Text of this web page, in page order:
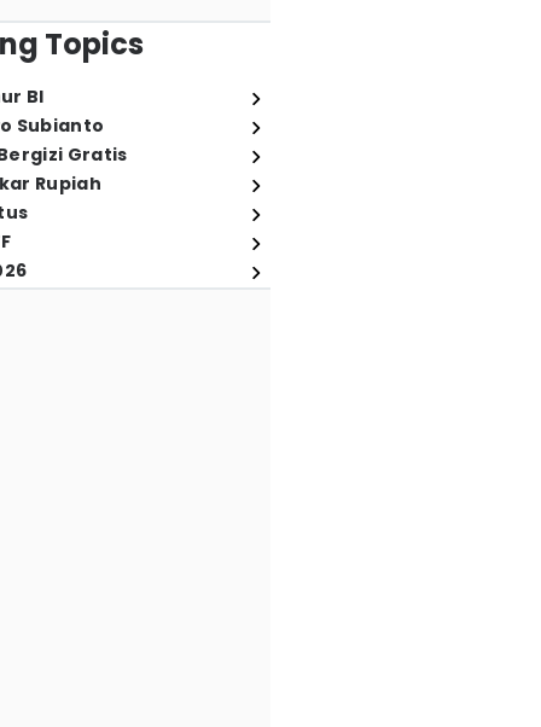
Topics
BI
Subianto
Gratis
Rupiah